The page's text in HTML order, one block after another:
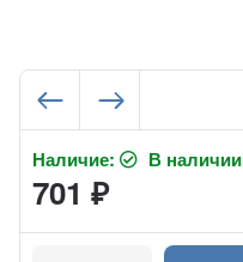
Наличие: В наличии
701₽